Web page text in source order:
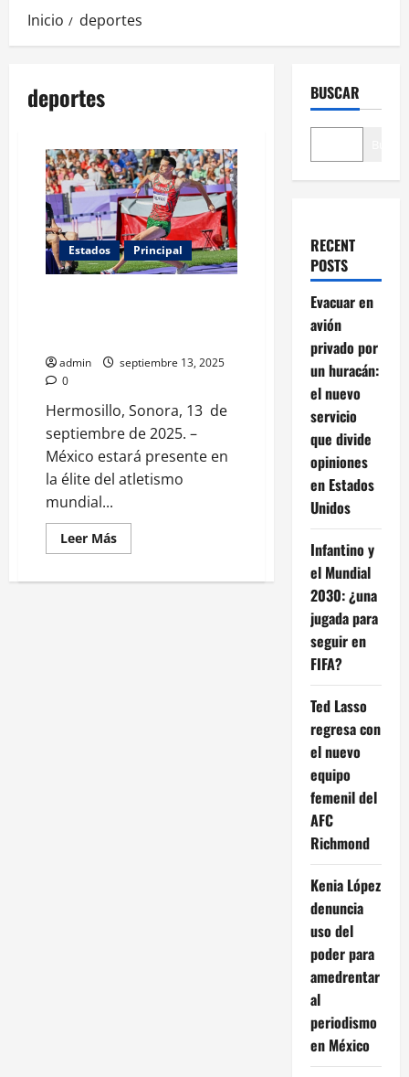
Inicio deportes
deportes
Estados Principal
admin
septiembre 13, 2025
0
Hermosillo, Sonora, 13 de
septiembre de 2025. –
México estará presente en
la élite del atletismo
mundial...
Leer MásLeer
más
México
BUSCAR
RECENT
POSTS
Evacuar en
avión
privado por
un huracán:
el nuevo
servicio
que divide
opiniones
en Estados
Unidos
Infantino y
el Mundial
2030: ¿una
jugada para
seguir en
FIFA?
Ted Lasso
regresa con
el nuevo
equipo
femenil del
AFC
Richmond
Kenia López
denuncia
uso del
poder para
amedrentar
al
periodismo
en México